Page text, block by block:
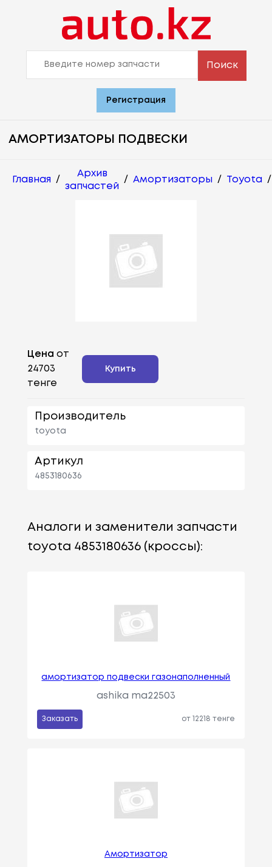
Поиск
Регистрация
АМОРТИЗАТОРЫ ПОДВЕСКИ
Главная /
Архив
запчастей
/ Амортизаторы / Toyota /
Цена от
24703
тенге
Купить
Производитель
toyota
Артикул
4853180636
Аналоги и заменители запчасти
toyota 4853180636 (кроссы):
амортизатор подвески газонаполненный
ashika ma22503
Заказать от 12218 тенге
Амортизатор